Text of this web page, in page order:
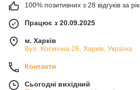
100% позитивних з 28 відгуків за рік
Працює з 20.09.2025
м. Харків
Вул. Космічна 26, Харків, Україна
Контакти
Сьогодні вихідний